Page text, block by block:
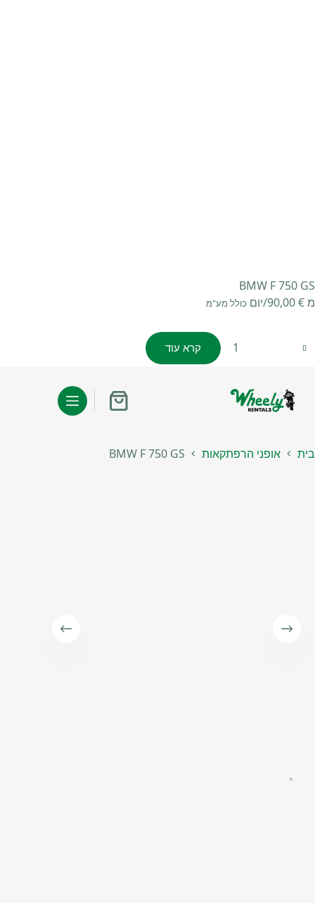
BMW F 750 GS
מ
90,00€ /יום כולל מע"מ
של
קרא עוד
עגלת
בית
אופני הרפתקאות BMW F 750 GS